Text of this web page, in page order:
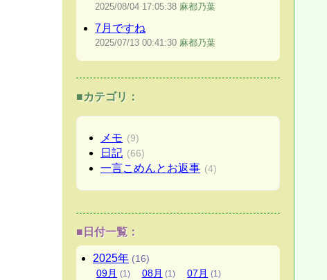
2025/08/04 17:05:38 麻都乃葉
7月ですね
2025/07/13 00:41:30 麻都乃葉
■カテゴリ：
メモ (9)
日記 (66)
一言こめんとお返事 (4)
■日付一覧：
2025年 (16)
09月 (1) 08月 (1) 07 月 (1)